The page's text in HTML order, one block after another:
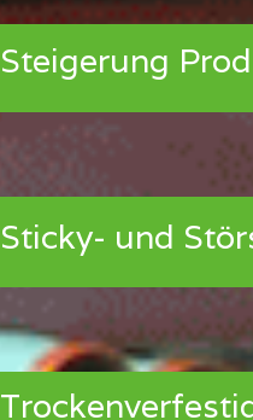
Steigerung
Sticky- und